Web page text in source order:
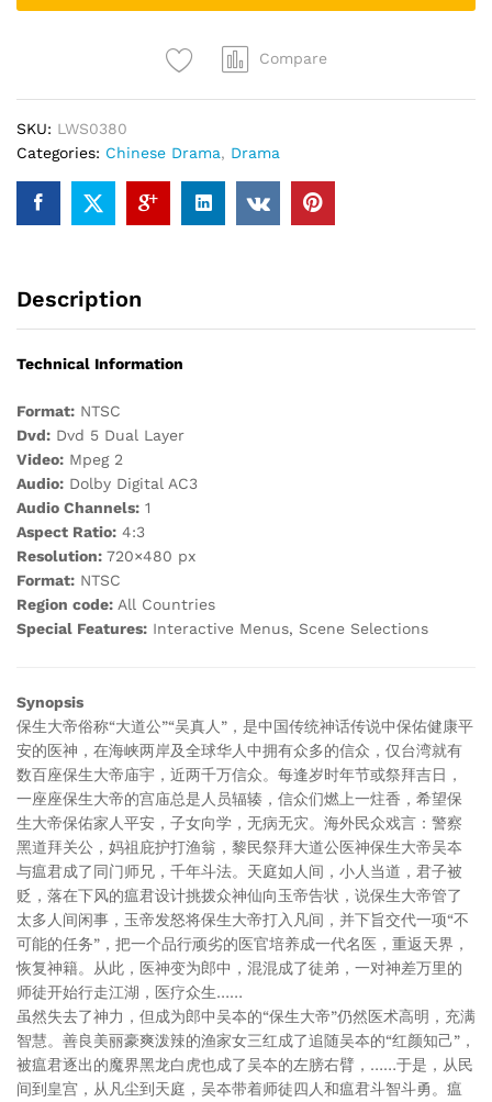
神
CHINA
DRAMA
DVD
quantity
Compare
SKU: LWS0380
Categories: Chinese Drama, Drama
Description
Technical Information
Format: NTSC
Dvd: Dvd 5 Dual Layer
Video: Mpeg 2
Audio: Dolby Digital AC3
Audio Channels: 1
Aspect Ratio: 4:3
Resolution: 720×480 px
Format: NTSC
Region code: All Countries
Special Features: Interactive Menus, Scene Selections
Synopsis
保生大帝俗称“大道公”“吴真人”，是中国传统神话传说中保佑健康平
安的医神，在海峡两岸及全球华人中拥有众多的信众，仅台湾就有
数百座保生大帝庙宇，近两千万信众。每逢岁时年节或祭拜吉日，
一座座保生大帝的宫庙总是人员辐辏，信众们燃上一炷香，希望保
生大帝保佑家人平安，子女向学，无病无灾。海外民众戏言：警察
黑道拜关公，妈祖庇护打渔翁，黎民祭拜大道公医神保生大帝吴夲
与瘟君成了同门师兄，千年斗法。天庭如人间，小人当道，君子被
贬，落在下风的瘟君设计挑拨众神仙向玉帝告状，说保生大帝管了
太多人间闲事，玉帝发怒将保生大帝打入凡间，并下旨交代一项“不
可能的任务”，把一个品行顽劣的医官培养成一代名医，重返天界，
恢复神籍。从此，医神变为郎中，混混成了徒弟，一对神差万里的
师徒开始行走江湖，医疗众生……
虽然失去了神力，但成为郎中吴夲的“保生大帝”仍然医术高明，充满
智慧。善良美丽豪爽泼辣的渔家女三红成了追随吴夲的“红颜知己”，
被瘟君逐出的魔界黑龙白虎也成了吴夲的左膀右臂，……于是，从民
间到皇宫，从凡尘到天庭，吴夲带着师徒四人和瘟君斗智斗勇。瘟